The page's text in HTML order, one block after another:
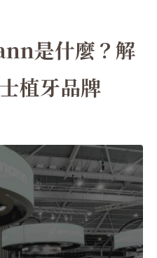
是什麼？解
植牙品牌